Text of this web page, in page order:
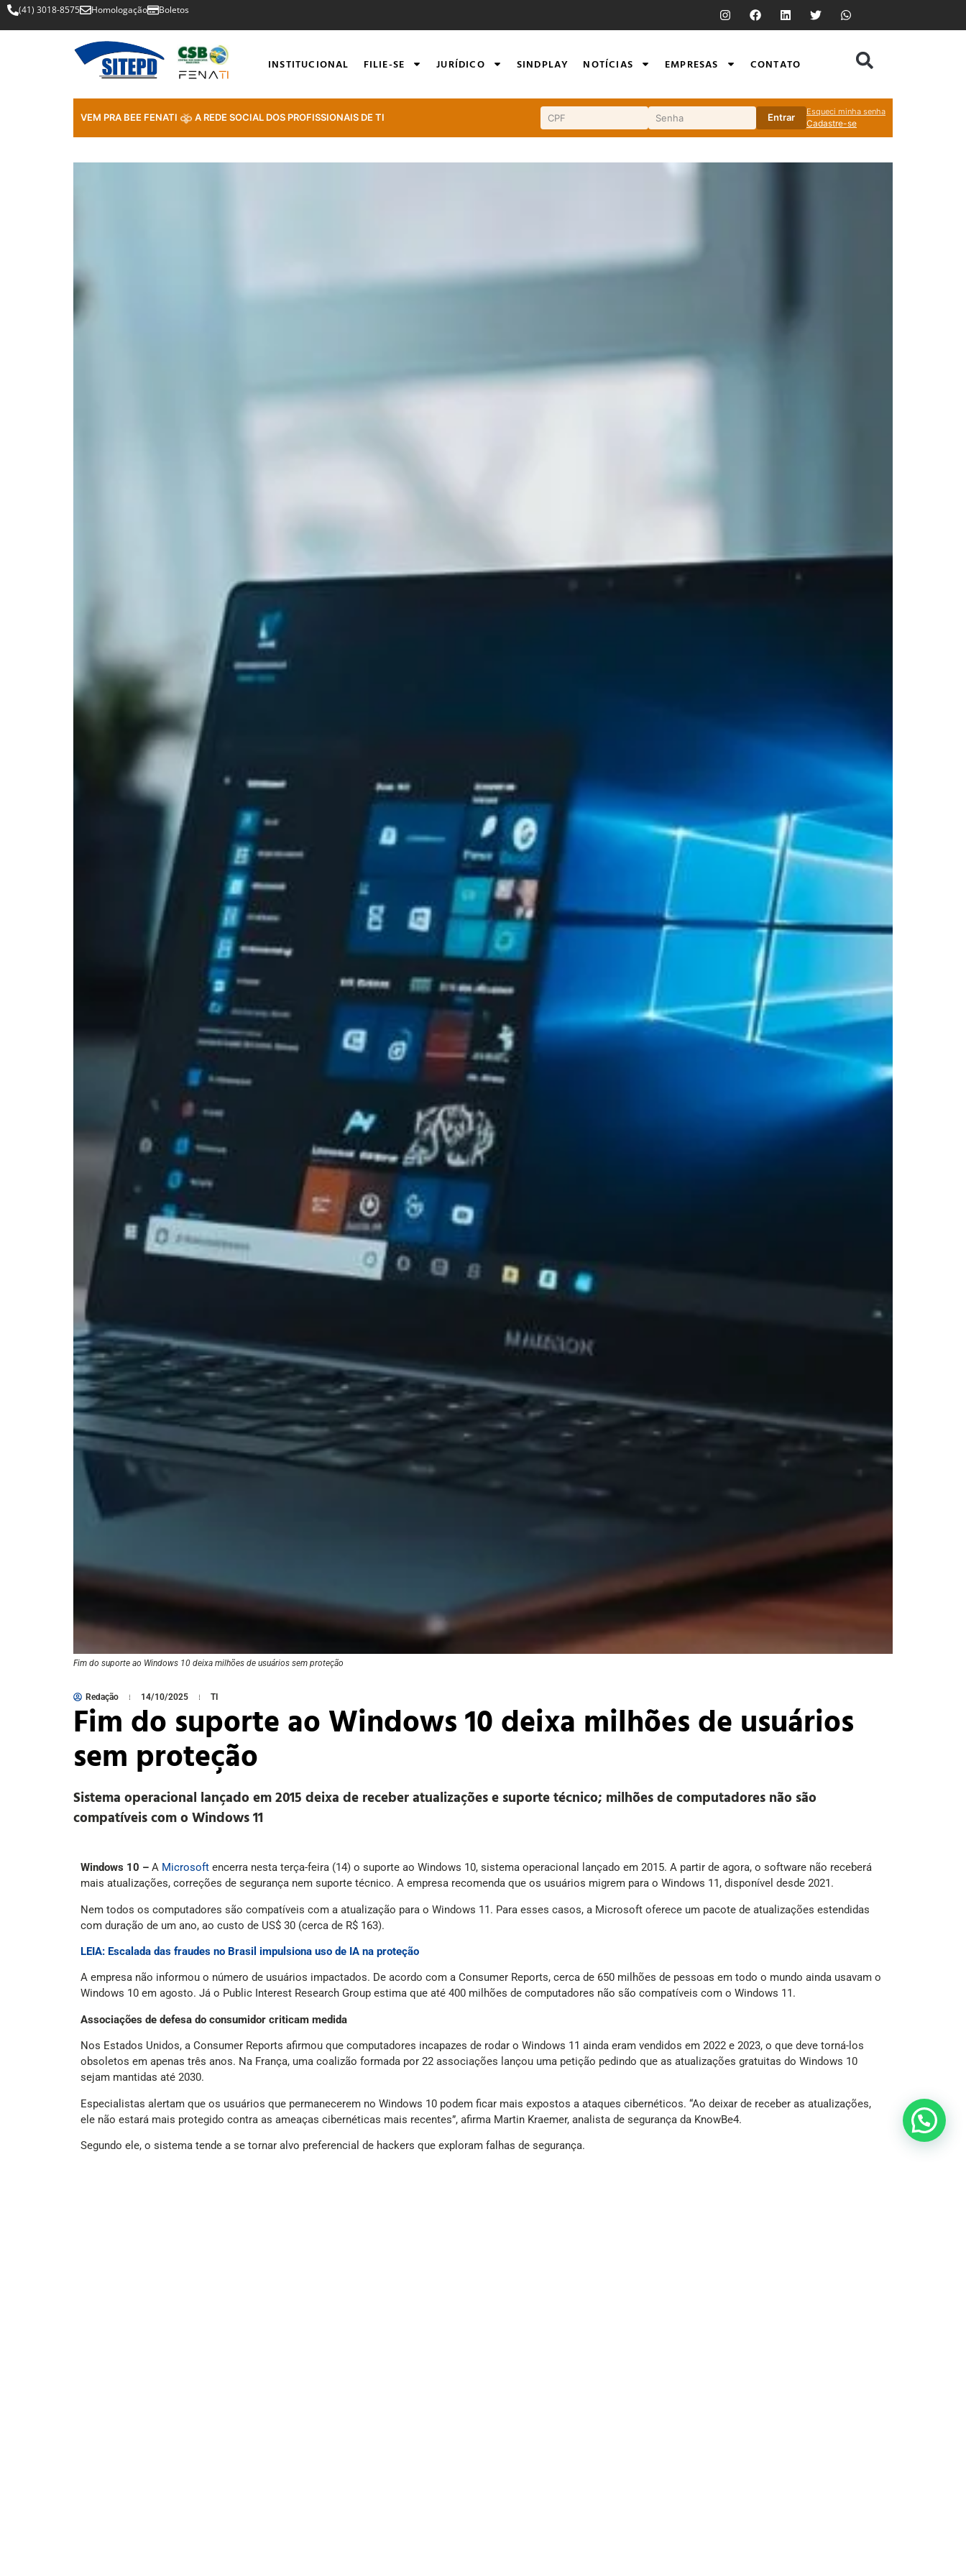
(41) 3018-8575 Homologação Boletos
INSTITUCIONAL FILIE-SE JURÍDICO SINDPLAY NOTÍCIAS EMPRESAS CONTATO
VEM PRA BEE FENATI A REDE SOCIAL DOS PROFISSIONAIS DE TI Entrar
Esqueci minha senha
Cadastre-se
Fim do suporte ao Windows 10 deixa milhões de usuários sem proteção
Redação 14/10/2025 TI
Fim do suporte ao Windows 10 deixa milhões de usuários
sem proteção
Sistema operacional lançado em 2015 deixa de receber atualizações e suporte técnico; milhões de computadores não são
compatíveis com o Windows 11
Windows 10 – A Microsoft encerra nesta terça-feira (14) o suporte ao Windows 10, sistema operacional lançado em 2015. A partir de agora, o software não receberá
mais atualizações, correções de segurança nem suporte técnico. A empresa recomenda que os usuários migrem para o Windows 11, disponível desde 2021.
Nem todos os computadores são compatíveis com a atualização para o Windows 11. Para esses casos, a Microsoft oferece um pacote de atualizações estendidas
com duração de um ano, ao custo de US$ 30 (cerca de R$ 163).
LEIA: Escalada das fraudes no Brasil impulsiona uso de IA na proteção
A empresa não informou o número de usuários impactados. De acordo com a Consumer Reports, cerca de 650 milhões de pessoas em todo o mundo ainda usavam o
Windows 10 em agosto. Já o Public Interest Research Group estima que até 400 milhões de computadores não são compatíveis com o Windows 11.
Associações de defesa do consumidor criticam medida
Nos Estados Unidos, a Consumer Reports afirmou que computadores incapazes de rodar o Windows 11 ainda eram vendidos em 2022 e 2023, o que deve torná-los
obsoletos em apenas três anos. Na França, uma coalizão formada por 22 associações lançou uma petição pedindo que as atualizações gratuitas do Windows 10
sejam mantidas até 2030.
Especialistas alertam que os usuários que permanecerem no Windows 10 podem ficar mais expostos a ataques cibernéticos. “Ao deixar de receber as atualizações,
ele não estará mais protegido contra as ameaças cibernéticas mais recentes”, afirma Martin Kraemer, analista de segurança da KnowBe4.
Segundo ele, o sistema tende a se tornar alvo preferencial de hackers que exploram falhas de segurança.